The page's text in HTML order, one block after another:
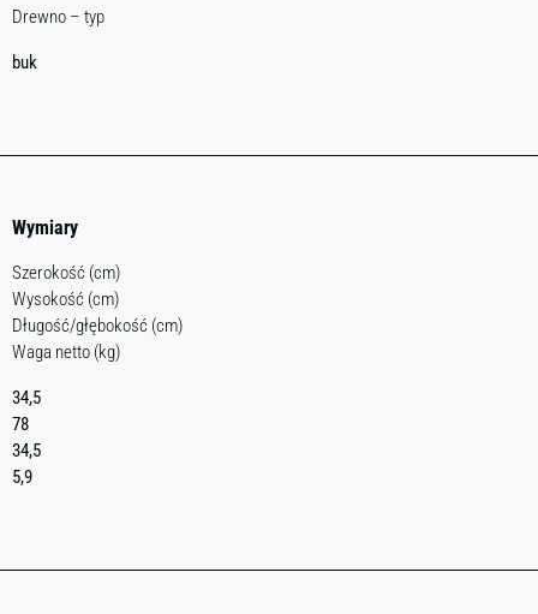
Drewno – typ
buk
Wymiary
Szerokość (cm)
Wysokość (cm)
Długość/głębokość (cm)
Waga netto (kg)
34,5
78
34,5
5,9